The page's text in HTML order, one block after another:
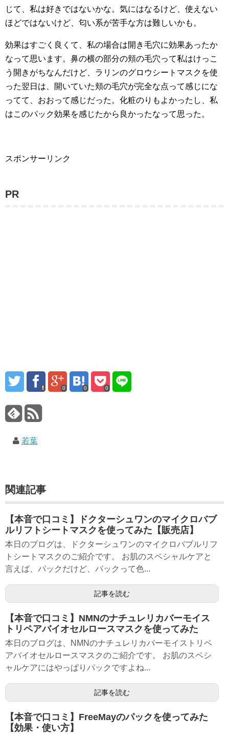
じて、私は好きではないかな。気にはなるけど、使えない
ほどではないけど、匂い系が苦手な方は難しいかも。
効果はすごく良くて、私の場合は開き毛穴に効果あったか
なって思います。鼻の横の部分の頬の毛穴って私はけっこ
う開きがちなんだけど、ラリンのグロウシートマスクを使
った翌日は、開いていた頬の毛穴が完全な点って感じにな
ってて、おおって感じだった。化粧のりもよかったし、私
はこのパック効果を感じたから良かったなって思った。
スポンサーリンク
PR
0 0 0
若葉
関連記事
【本音で口コミ】ドクターシュワンのマイクロバブ
ルリフトシートマスクを使ってみた【販売店】
本日のブログは、ドクターシュワンのマイクロバブルリフ
トシートマスクのご紹介です。 お肌のスペシャルケアと
言えば、パックだけど、パックって色...
記事を読む
【本音で口コミ】NMNのナチュレリカバーモイス
トリペアバイオセルロースマスクを使ってみた
本日のブログは、NMNのナチュレリカバーモイストリペ
アバイオセルロースマスクのご紹介です。 お肌のスペシ
ャルケアにはやっぱりパックですよね...
記事を読む
【本音で口コミ】FreeMayのパックを使ってみた
【効果・使い方】